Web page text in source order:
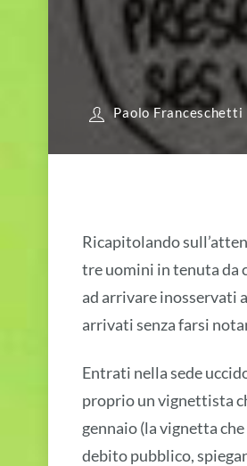
Paolo Franceschetti
Ricapitolando
tre uomini in tenuta da
ad arrivare inosservati
arrivati senza farsi
Entrati nella sede
proprio un vignettista
gennaio (la vignetta
debito pubblico,